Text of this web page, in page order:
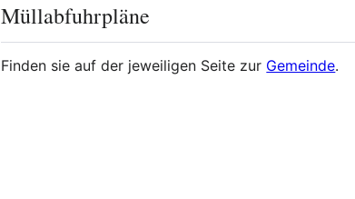
Müllabfuhrpläne
Finden sie auf der jeweiligen Seite zur Gemeinde.